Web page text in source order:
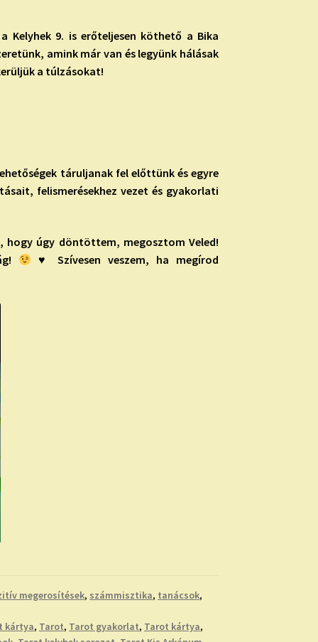
Kelyhek 9. is erőteljesen köthető a Bika
amink már van és legyünk hálásak
a túlzásokat!
táruljanak fel előttünk és egyre
felismerésekhez vezet és gyakorlati
úgy döntöttem, megosztom Veled!
♥ Szívesen veszem, ha megírod
megerosítések, számmisztika, tanácsok,
kártya, Tarot, Tarot gyakorlat, Tarot kártya,